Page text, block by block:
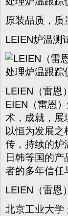
原装品质，质
LEIEN炉温测
LEIEN（雷恩
EIEN（雷恩
术，成就，展
以恒为发展
传，持续的炉
日韩等国的
者的多年信任
LEIEN（雷恩
北京工业大学